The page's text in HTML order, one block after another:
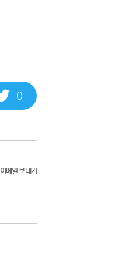
0
이메일 보내기